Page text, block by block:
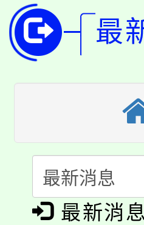
開!
115年桃
田徑場及
桃園市低
視費優惠
半價優
者。
大園自造
份教師增
大溪自
份教師研
淨零綠生
會
115年食
程
「本色祭
最
最新消